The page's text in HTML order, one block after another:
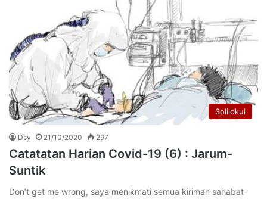
Solilokui
Dsy 21/10/2020 297
Catatatan Harian Covid-19 (6) : Jarum-
Suntik
Don’t get me wrong, saya menikmati semua kiriman sahabat-